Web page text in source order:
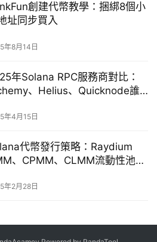
創建代幣教學：捆綁8個小
址同步買入
年8月14日
年Solana RPC服務商對比：
、Helius、Quicknode誰
年4月15日
代幣發行策略：Raydium
、CPMM、CLMM流動性池優
年2月28日